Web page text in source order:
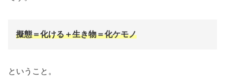
擬態＝化ける＋生き物＝化ケモノ
ということ。